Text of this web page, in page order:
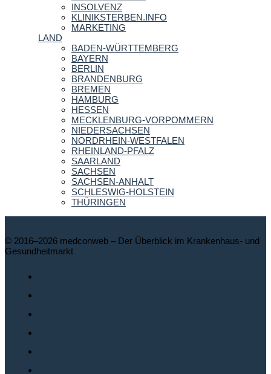
INSOLVENZ
KLINIKSTERBEN.INFO
MARKETING
LAND
BADEN-WÜRTTEMBERG
BAYERN
BERLIN
BRANDENBURG
BREMEN
HAMBURG
HESSEN
MECKLENBURG-VORPOMMERN
NIEDERSACHSEN
NORDRHEIN-WESTFALEN
RHEINLAND-PFALZ
SAARLAND
SACHSEN
SACHSEN-ANHALT
SCHLESWIG-HOLSTEIN
THÜRINGEN
© 2016–2026 medconweb – Der Überblick im Krankenhaus- und
Gesundheitmarkt